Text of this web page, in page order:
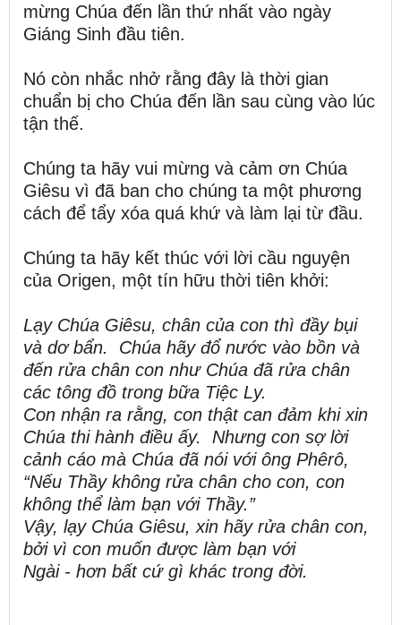
mừng Chúa đến lần thứ nhất vào ngày
Giáng Sinh đầu tiên.
Nó còn nhắc nhở rằng đây là thời gian
chuẩn bị cho Chúa đến lần sau cùng vào lúc
tận thế.
Chúng ta hãy vui mừng và cảm ơn Chúa
Giêsu vì đã ban cho chúng ta một phương
cách để tẩy xóa quá khứ và làm lại từ đầu.
Chúng ta hãy kết thúc với lời cầu nguyện
của Origen, một tín hữu thời tiên khởi:
Lạy Chúa Giêsu, chân của con thì đầy bụi
và dơ bẩn.
Chúa hãy đổ nước vào bồn và
đến rửa chân con như Chúa đã rửa chân
các tông đồ trong bữa Tiệc Ly.
Con nhận ra rằng, con thật can đảm khi xin
Chúa thi hành điều ấy.
Nhưng con sợ lời
cảnh cáo mà Chúa đã nói với ông Phêrô,
“Nếu Thầy không rửa chân cho con, con
không thể làm bạn với Thầy.”
Vậy, lạy Chúa Giêsu, xin hãy rửa chân con,
bởi vì con muốn được làm bạn với
Ngài - hơn bất cứ gì khác trong đời.